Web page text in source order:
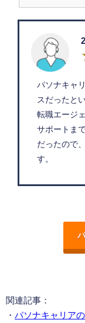
パソナキャ
スだったと
転職エージ
サポートま
だったので
す。
関連記事：
・ パソナキャリア